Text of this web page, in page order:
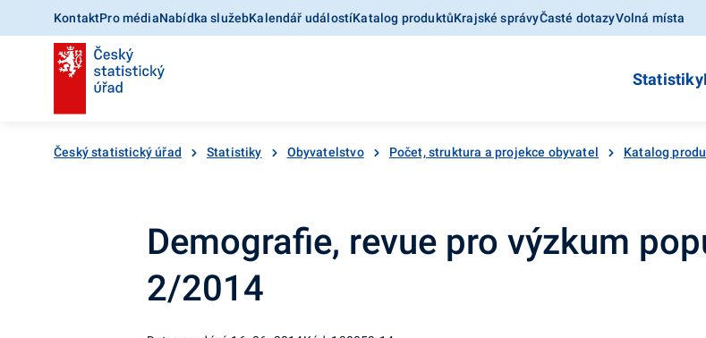
KontaktPro médiaNabídka služebKalendář událostíKatalog produktůKrajské správyČasté dotazyVolná místa
Statistiky
Český statistický úřad Statistiky Obyvatelstvo Počet, struktura a projekce obyvatel Katalog
Demografie, revue pro výzkum
2/2014